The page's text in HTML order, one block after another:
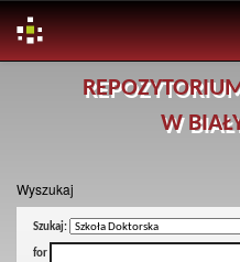
W
Wyszukaj
Szukaj:
for